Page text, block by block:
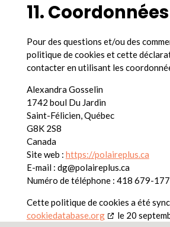
11. Coordonnées
Pour des questions et/ou des
politique de cookies et cette
contacter en utilisant les
Alexandra Gosselin
1742 boul Du Jardin
Saint-Félicien, Québec
G8K 2S8
Canada
Site web : https://polaireplus.ca
E-mail : dg@polaireplus.ca
Numéro de téléphone : 418 679-
Cette politique de cookies a été
cookiedatabase.org
le 20